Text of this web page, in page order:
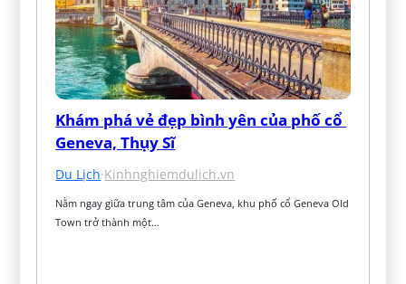
Khám phá vẻ đẹp bình yên của phố cổ
Geneva, Thụy Sĩ
Du Lịch·Kinhnghiemdulich.vn
Nằm ngay giữa trung tâm của Geneva, khu phố cổ Geneva Old
Town trở thành một…